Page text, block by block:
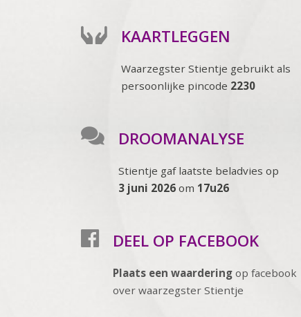
KAARTLEGGEN
Waarzegster Stientje gebruikt als
persoonlijke pincode 2230
DROOMANALYSE
Stientje gaf laatste beladvies op
3 juni 2026 om 17u26
DEEL OP FACEBOOK
Plaats een waardering op facebook
over waarzegster Stientje